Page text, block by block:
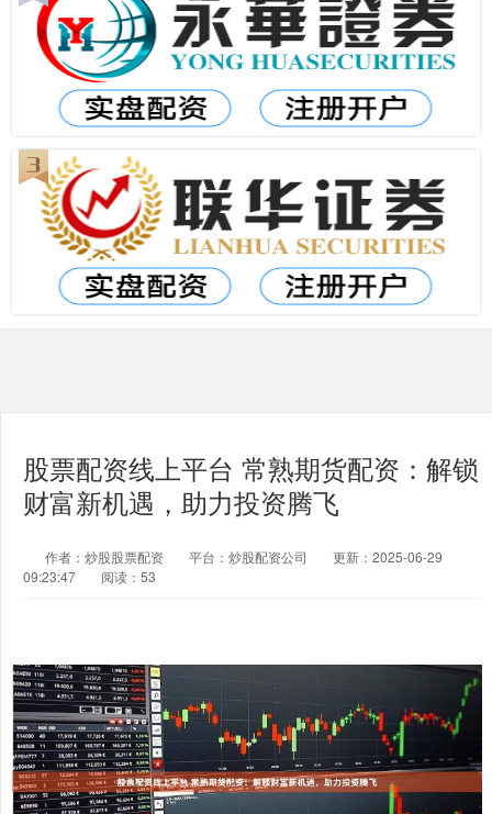
股票配资线上平台 常熟期货配资：解锁
财富新机遇，助力投资腾飞
作者：炒股股票配资 平台：炒股配资公司
更新：2025-06-29
09:23:47
阅读：53